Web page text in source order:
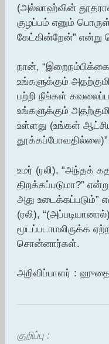
(அல்லாஹ்வின் தூதரால்
குழப்பம் எனும்
கேட்கின்றேன்”
நான்,
உங்களுக்கும்
பற்றி நீங்கள்
உங்களுக்கும்
உள்ளது (உங்கள்
தூக்கப்போவதில்லை)”
உமர் (ரலி), “அந்தக்
திறக்கப்படுமா?”
அது உடைக்கப்படும்”
(ரலி),
மூடப்படாமலிருக்க
சொன்னார்கள்.
அறிவிப்பாளர் :
குறிப்பு :